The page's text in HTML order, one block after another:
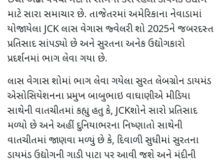
માટે સારા સમાચાર છે. તાજેતરમાં અમેરિકાના નેવાડામાં
યોજાયેલા JCKલાસ વેગાસ જ્વેલરી શો 2025ને જબરદસ્ત
પ્રતિસાદ સાંપડ્યો છે અને સુરતના અનેક ઉદ્યોગકારો
પ્રદર્શનમાં ભાગ લેવા ગયા છે.
લાસ વેગાસ શોમાં ભાગ લેવા ગયેલા સુરત લેબગ્રોન ડાયમંડ
એસોસિયેશનના પ્રમુખ બાબુભાઇ વાઘાણીએ મીડિયા
સાથેની વાતચીતમાં કહ્યુ હતુ કે, JCKશોને સારો પ્રતિસાદ
મળ્યો છે અને અહીં દુનિયાભરના નિષ્ણાતો સાથેની
વાતચીતમાં જાણવા મળ્યું છે કે, દિવાળી સુધીમાં સુરતના
ડાયમંડ ઉદ્યોગની ગાડી પાટા પર આવી જશે અને મંદીની